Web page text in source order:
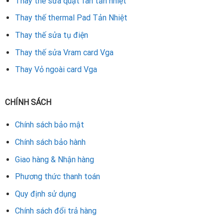
Thay thế thermal Pad Tản Nhiệt
Thay thế sửa tụ điện
Thay thế sửa Vram card Vga
Thay Vỏ ngoài card Vga
CHÍNH SÁCH
Chính sách bảo mật
Chính sách bảo hành
Giao hàng & Nhận hàng
Phương thức thanh toán
Quy định sử dụng
Chính sách đổi trả hàng